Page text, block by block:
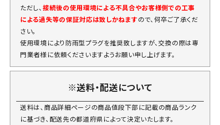
ただし、接続後の使用環境による不具合やお客様側での工事
による過失等の保証対応は致しかねますので、何卒ご了承くだ
さい。
使用環境により防雨型プラグを推奨致しますが、交換の際は専
門業者様に依頼くださいますようお願い申し上げます。
※送料・配送について
送料は、商品詳細ページの商品値段下部に記載の商品ランク
に基づき、配送先の都道府県によって決定いたします。